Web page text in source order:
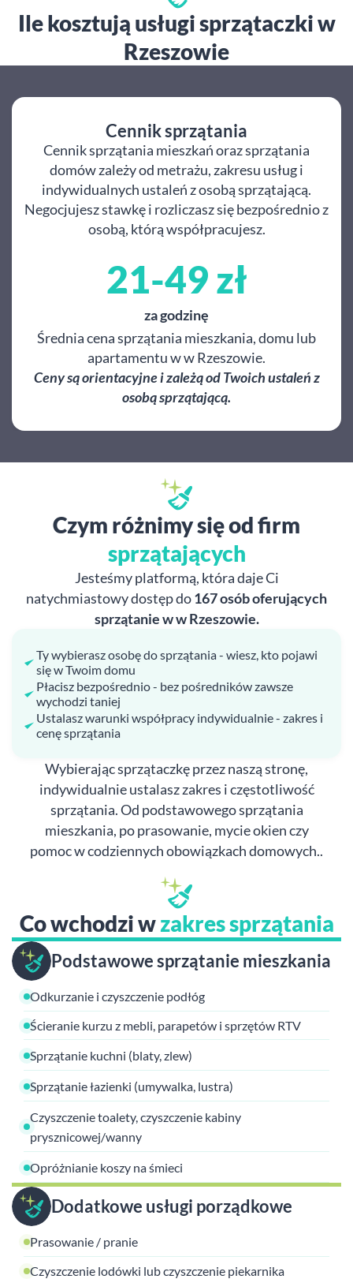
Ile kosztują usługi sprzątaczki w
Rzeszowie
Cennik sprzątania
Cennik sprzątania mieszkań oraz sprzątania
domów zależy od metrażu, zakresu usług i
indywidualnych ustaleń z osobą sprzątającą.
Negocjujesz stawkę i rozliczasz się bezpośrednio z
osobą, którą współpracujesz.
21-49 zł
za godzinę
Średnia cena sprzątania mieszkania, domu lub
apartamentu w w Rzeszowie.
Ceny są orientacyjne i zależą od Twoich ustaleń z
osobą sprzątającą.
Czym różnimy się od firm
sprzątających
Jesteśmy platformą, która daje Ci
natychmiastowy dostęp do167 osób oferujących
sprzątanie w w Rzeszowie.
Ty wybierasz osobę do sprzątania - wiesz, kto pojawi
się w Twoim domu
Płacisz bezpośrednio - bez pośredników zawsze
wychodzi taniej
Ustalasz warunki współpracy indywidualnie - zakres i
cenę sprzątania
Wybierając sprzątaczkę przez naszą stronę,
indywidualnie ustalasz zakres i częstotliwość
sprzątania. Od podstawowego sprzątania
mieszkania, po prasowanie, mycie okien czy
pomoc w codziennych obowiązkach domowych..
Co wchodzi wzakres sprzątania
Podstawowe sprzątanie mieszkania
Odkurzanie i czyszczenie podłóg
Ścieranie kurzu z mebli, parapetów i sprzętów RTV
Sprzątanie kuchni (blaty, zlew)
Sprzątanie łazienki (umywalka, lustra)
Czyszczenie toalety, czyszczenie kabiny
prysznicowej/wanny
Opróżnianie koszy na śmieci
Dodatkowe usługi porządkowe
Prasowanie / pranie
Czyszczenie lodówki lub czyszczenie piekarnika